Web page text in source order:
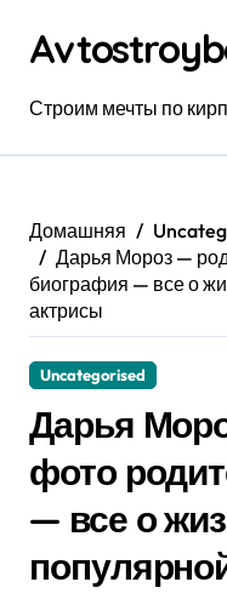
содержанию
Строим мечты по
Домашняя
Дарья Мороз —
биография — все о
актрисы
Uncategorised
Дарья
фото
— все о